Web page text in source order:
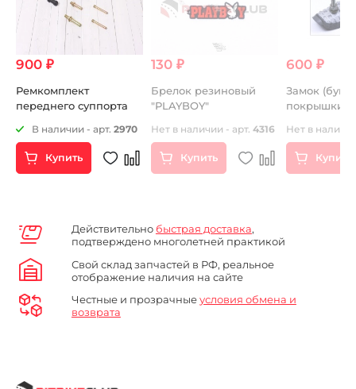
900 ₽
Ремкомплект
переднего суппорта
В наличии - арт. 2970
Купить
130 ₽
Брелок резиновый
"PLAYBOY"
Нет в наличии - арт. 4316
Купить
600 ₽
Замок
покрышки
Нет в
Купить
Действительно быстрая доставка,
подтверждено многолетней практикой
Свой склад запчастей в РФ, реальное
отображение наличия на сайте
Честные и прозрачныеусловия обмена и
возврата